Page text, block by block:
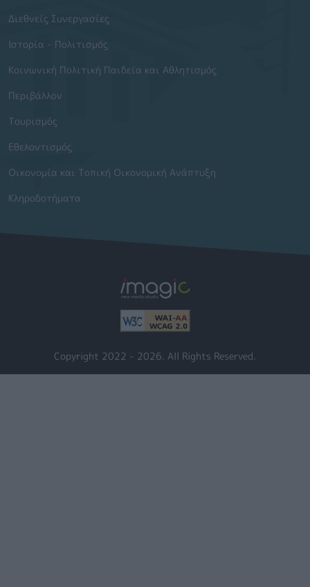
Διεθνείς Συνεργασίες
Ιστορία - Πολιτισμός
Κοινωνική Πολιτική Παιδεία και Αθλητισμός
Περιβάλλον
Τουρισμός
Εθελοντισμός
Οικονομία και Τοπική Οικονομική Ανάπτυξη
Κληροδοτήματα
Copyright 2022 - 2026. All Rights Reserved.